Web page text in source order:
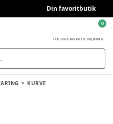
Din favoritbutik
LOG INDFAVORITTER0,00 KR.
0
KURVE